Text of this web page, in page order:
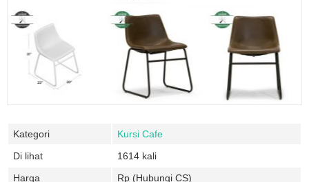
Kategori
Kursi Cafe
Di lihat
1614 kali
Harga
Rp (Hubungi CS)